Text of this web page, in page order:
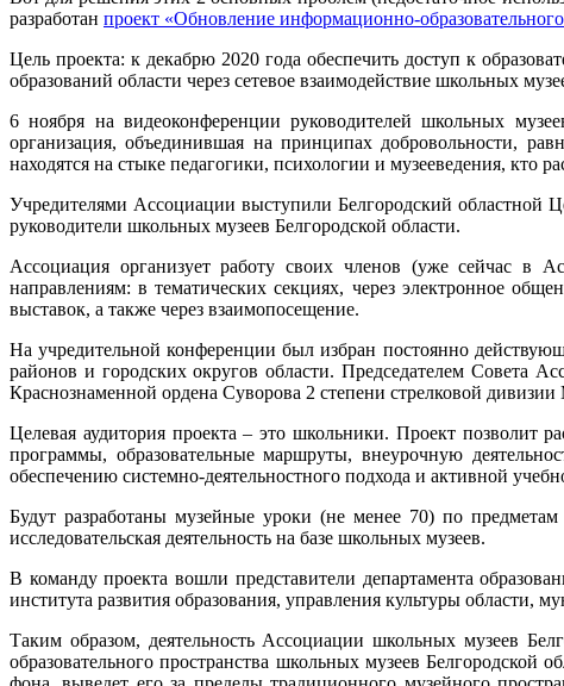
разработан проект «Обновление информационно-
Цель проекта: к декабрю 2020 года обеспечить доступ к
образований области через сетевое взаимодействие школьных
6 ноября на видеоконференции руководителей школьных
организация, объединившая на принципах добровольности,
находятся на стыке педагогики, психологии и музееведения, кто
Учредителями Ассоциации выступили Белгородский областной
руководители школьных музеев Белгородской области.
Ассоциация организует работу своих членов (уже сейчас в
направлениям: в тематических секциях, через электронное
выставок, а также через взаимопосещение.
На учредительной конференции был избран постоянно
районов и городских округов области. Председателем Совета
Краснознаменной ордена Суворова 2 степени стрелковой
Целевая аудитория проекта – это школьники. Проект позволит
программы, образовательные маршруты, внеурочную
обеспечению системно-деятельностного подхода и активной
Будут разработаны музейные уроки (не менее 70) по
исследовательская деятельность на базе школьных музеев.
В команду проекта вошли представители департамента
института развития образования, управления культуры
Таким образом, деятельность Ассоциации школьных музеев
образовательного пространства школьных музеев